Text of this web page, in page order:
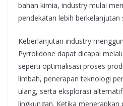
bahan kimia, industry mulai
pendekatan lebih berkelanjutan
Keberlanjutan industry
Pyrrolidone dapat dicapai
seperti optimalisasi proses
limbah, penerapan teknologi
ulang, serta eksplorasi
lingkungan. Ketika